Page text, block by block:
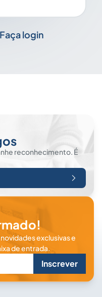
Faça login
reconhecimento. É
exclusivas e
de entrada.
Inscrever